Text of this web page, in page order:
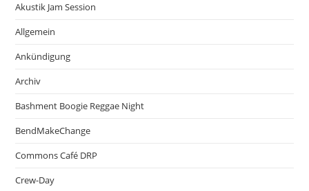
Akustik Jam Session
Allgemein
Ankündigung
Archiv
Bashment Boogie Reggae Night
BendMakeChange
Commons Café DRP
Crew-Day